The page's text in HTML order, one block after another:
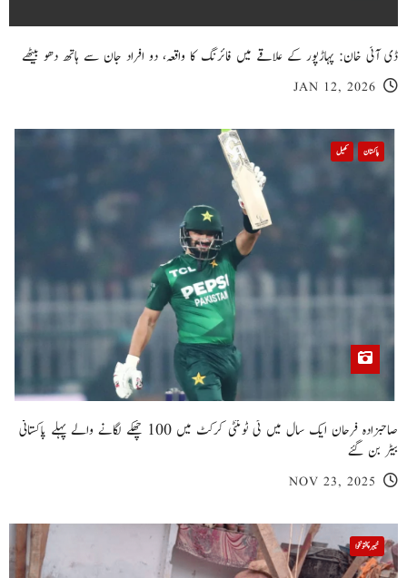
ڈی آئی خان: پہاڑپور کے علاقے میں فائرنگ کا واقعہ، دو افراد جان سے ہاتھ دھو بیٹھے
JAN 12, 2026
پاکستان کھیل
صاحبزادہ فرحان ایک سال میں ٹی ٹوئنٹی کرکٹ میں 100 چھکے لگانے والے پہلے پاکستانی
بیٹر بن گئے
NOV 23, 2025
خیبر پختونخوا